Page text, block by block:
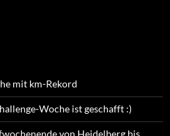
mit km-Rekord
Woche ist geschafft :)
von Heidelberg bis